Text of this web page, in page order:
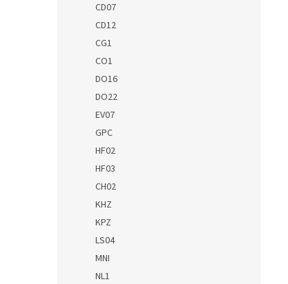
CD07
CD12
CG1
CO1
DO16
DO22
EV07
GPC
HF02
HF03
CH02
KHZ
KPZ
LS04
MNI
NL1